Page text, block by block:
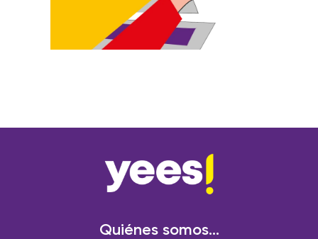
Quiénes somos...